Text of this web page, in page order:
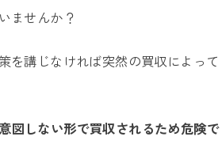
ませんか？
を講じなければ突然の買収によって
図しない形で買収されるため危険で